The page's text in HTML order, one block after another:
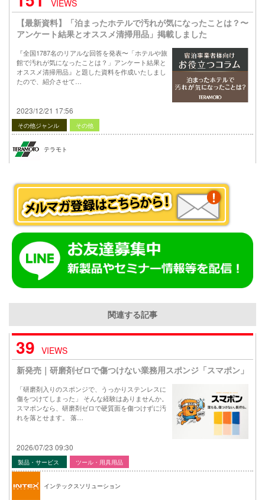
VIEWS
【最新資料】「泊まったホテルで汚れが気になったことは？〜
アンケート結果とオススメ清掃用品」掲載しました
『全国1787名のリアルな回答を発表〜「ホテルや旅
館で汚れが気になったことは？」アンケート結果と
オススメ清掃用品』と題した資料を作成いたしまし
たので、紹介させて…
2023/12/21 17:56
その他ジャンル その他
テラモト
関連する記事
39 VIEWS
新発売｜研磨剤ゼロで傷つけない業務用スポンジ「スマポン」
「研磨剤入りのスポンジで、うっかりステンレスに
傷をつけてしまった」 そんな経験はありませんか。
スマポンなら、研磨剤ゼロで硬質面を傷つけずに汚
れを落とせます。 落…
2026/07/23 09:30
製品・サービス ツール・用具用品
インテックスソリューション